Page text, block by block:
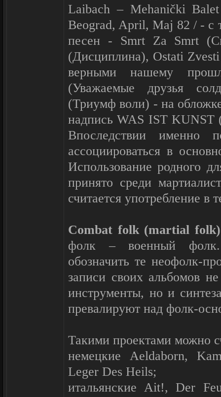
Laibach – Mehanički
Beograd, April, Maj 82 / - с
песен - Smrt Za Smrt
(Дисциплина), Ostati
верными нашему
(Уважаемые друзья
(Триумф воли) - на
надпись WAS IST
Впоследствии именно
ассоциироваться в
Использование родного
принято среди
считается употребление в
Combat folk (martial folk)
фолк – военный
обозначить те неофолк-
записи своих альбомов
инструменты, но и
превалируют над фолк-
Такими проектами можно
немецкие Aeldaborn,
Leger Des Heils;
итальянские Ait!, Der